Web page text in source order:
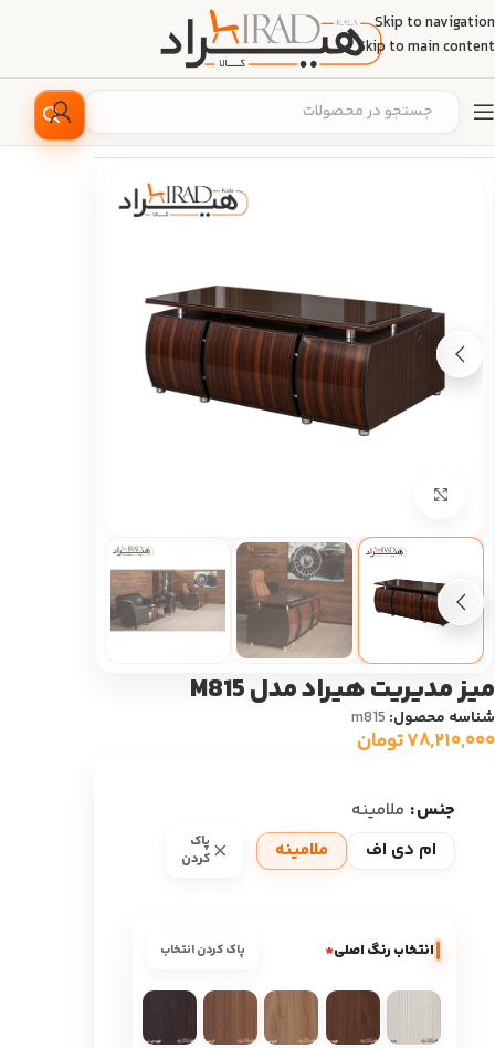
Skip to navigation
Skip to main content
میز مدیریت هیراد مدل M815
شناسه محصول: m815
۷۸,۲۱۰,۰۰۰تومان
جنس ملامینه
ام دی اف
ملامینه
پاک
کردن
انتخاب رنگ اصلی* پاک کردن انتخاب